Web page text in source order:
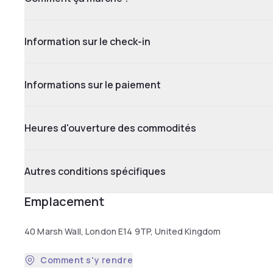
Information sur le check-in
Informations sur le paiement
Heures d'ouverture des commodités
Autres conditions spécifiques
Emplacement
40 Marsh Wall, London E14 9TP, United Kingdom
Comment s'y rendre